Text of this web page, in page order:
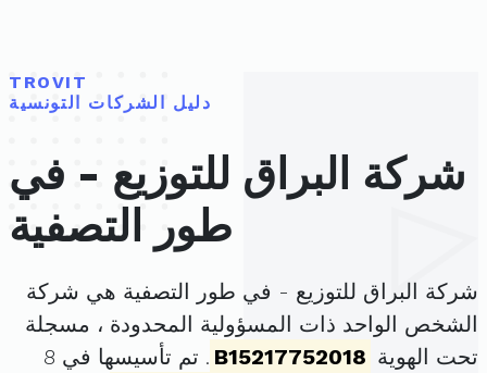
TROVIT
دليل الشركات التونسية
شركة البراق للتوزيع - في
طور التصفية
شركة البراق للتوزيع - في طور التصفية هي شركة
الشخص الواحد ذات المسؤولية المحدودة ، مسجلة
تحت الهوية B15217752018
. تم تأسيسها في 8